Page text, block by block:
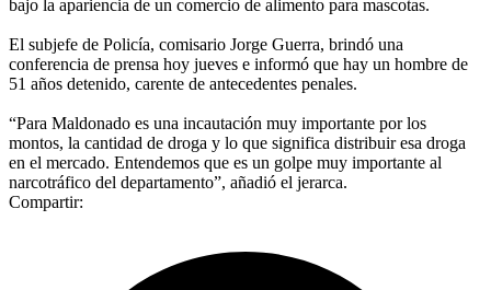
bajo la apariencia de un comercio de alimento para mascotas.
El subjefe de Policía, comisario Jorge Guerra, brindó una
conferencia de prensa hoy jueves e informó que hay un hombre de
51 años detenido, carente de antecedentes penales.
“Para Maldonado es una incautación muy importante por los
montos, la cantidad de droga y lo que significa distribuir esa droga
en el mercado. Entendemos que es un golpe muy importante al
narcotráfico del departamento”, añadió el jerarca.
Compartir: